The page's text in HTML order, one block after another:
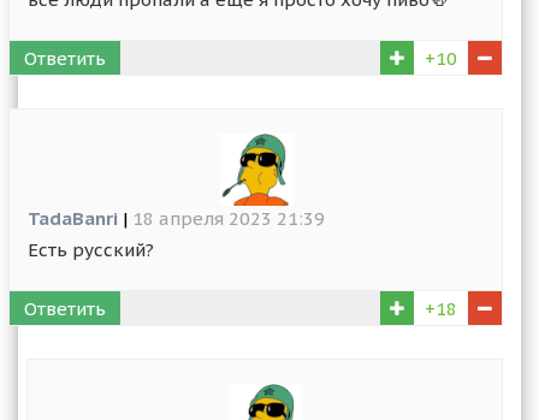
Ответить +10
TadaBanri | 18 апреля 2023 21:39
Есть русский?
Ответить +18